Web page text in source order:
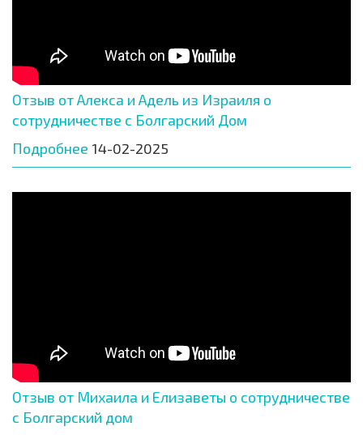
Отзыв от Алекса и Адель из Израиля о
сотрудничестве с Болгарский Дом
Подробнее 14-02-2025
Отзыв от Михаила и Елизаветы о сотрудничестве
с Болгарский дом